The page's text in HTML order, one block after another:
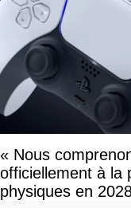
« Nous
officiellement à la
physiques en